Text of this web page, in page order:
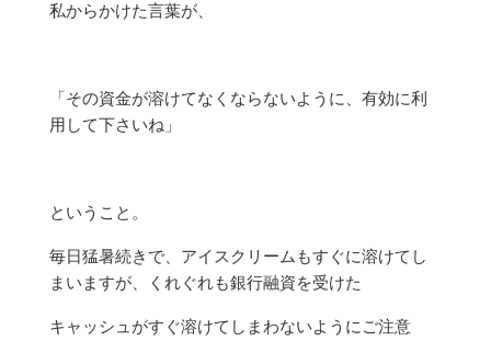
私からかけた言葉が、
「その資金が溶けてなくならないように、有効に利
用して下さいね」
ということ。
毎日猛暑続きで、アイスクリームもすぐに溶けてし
まいますが、くれぐれも銀行融資を受けた
キャッシュがすぐ溶けてしまわないようにご注意